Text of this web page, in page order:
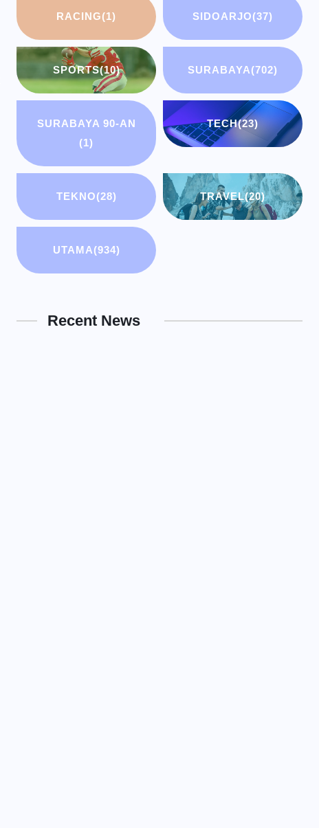
RACING(1) SIDOARJO(37)
SPORTS(10) SURABAYA(702)
SURABAYA 90-AN
(1)
TECH(23)
TEKNO(28) TRAVEL(20)
UTAMA(934)
Recent News